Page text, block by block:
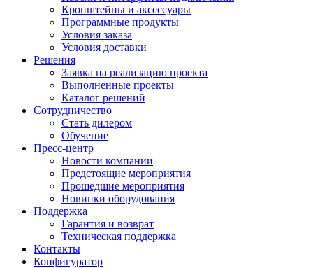
Кронштейны и аксессуары
Программные продукты
Условия заказа
Условия доставки
Решения
Заявка на реализацию проекта
Выполненные проекты
Каталог решений
Сотрудничество
Стать дилером
Обучение
Пресс-центр
Новости компании
Предстоящие мероприятия
Прошедшие мероприятия
Новинки оборудования
Поддержка
Гарантия и возврат
Техническая поддержка
Контакты
Конфигуратор